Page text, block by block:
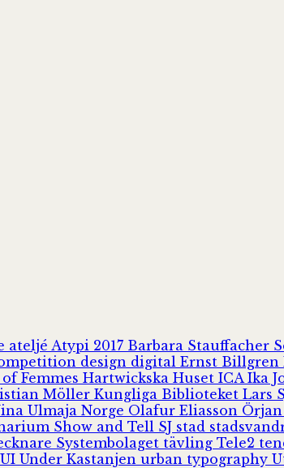
ateljé Atypi 2017 Barbara Stauffacher
design digital Ernst Billgren
Femmes Hartwickska Huset ICA Ika
Möller Kungliga Biblioteket Lars
Ulmaja Norge Olafur Eliasson
Show and Tell SJ stad
Systembolaget tävling Tele2
UI Under Kastanjen urban typography